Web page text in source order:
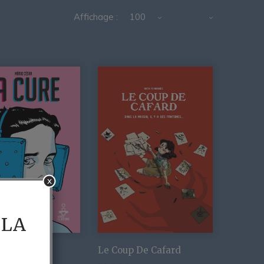
Affichage : 100
Le Coup De Cafard
x